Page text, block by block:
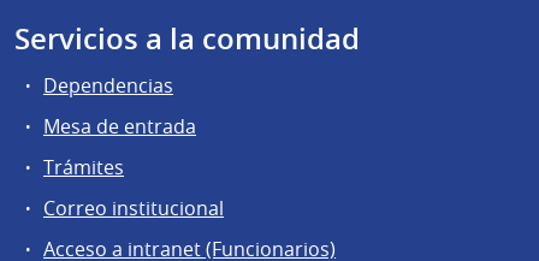
Servicios a la comunidad
Dependencias
Mesa de entrada
Trámites
Correo institucional
Acceso a intranet (Funcionarios)